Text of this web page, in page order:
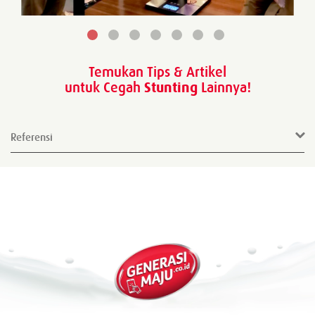
Temukan Tips & Artikel
untuk Cegah Stunting Lainnya!
Referensi